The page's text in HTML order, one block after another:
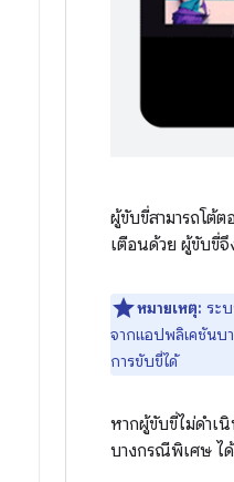
ผู้ขับขี่สามารถโต้
เตือนด้วย ผู้ขับขี่
หมายเหตุ: ระ
จากแอปพลิเคชันบา
การขับขี่ได้
หากผู้ขับขี่ไม่ดำเ
บางกรณีพิเศษ ได้